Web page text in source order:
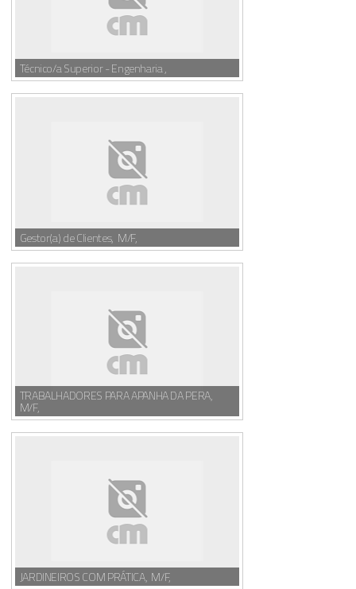
Técnico/a Superior - Engenharia ,
Gestor(a) de Clientes, M/F,
TRABALHADORES PARA APANHA DA PERA,
M/F,
JARDINEIROS COM PRÁTICA, M/F,